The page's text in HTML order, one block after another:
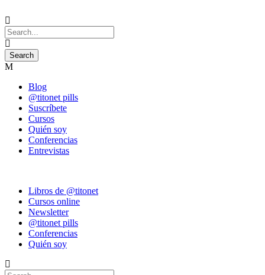
Blog
@titonet pills
Suscríbete
Cursos
Quién soy
Conferencias
Entrevistas
Libros de @titonet
Cursos online
Newsletter
@titonet pills
Conferencias
Quién soy